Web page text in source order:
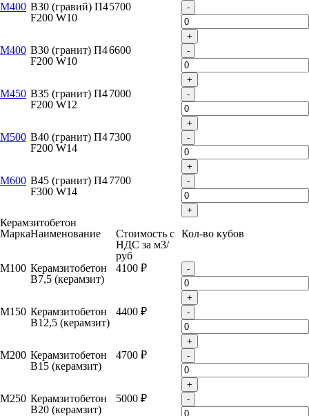
М400 B30 (гравий) П4
F200 W10
5700 -
+
М400 B30 (гранит) П4
F200 W10
6600 -
+
М450 B35 (гранит) П4
F200 W12
7000 -
+
М500 B40 (гранит) П4
F200 W14
7300 -
+
М600 B45 (гранит) П4
F300 W14
7700 -
+
Керамзитобетон
МаркаНаименование
Стоимость с
НДС за м3/
руб
Кол-во кубов
М100 Керамзитобетон
B7,5 (керамзит)
4100 ₽ -
+
М150 Керамзитобетон
B12,5 (керамзит)
4400 ₽ -
+
М200 Керамзитобетон
B15 (керамзит)
4700 ₽ -
+
М250 Керамзитобетон
B20 (керамзит)
5000 ₽ -